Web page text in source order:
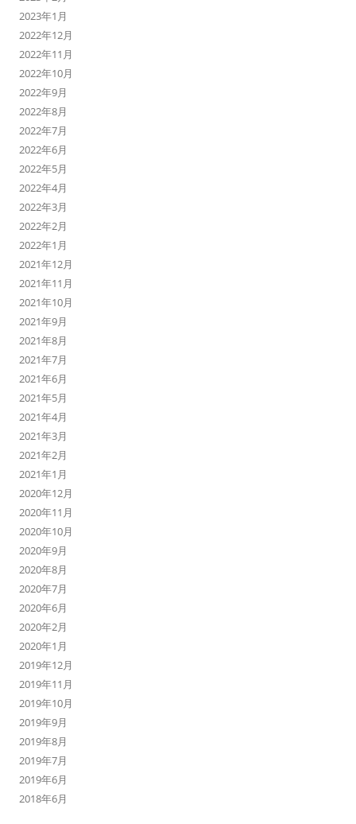
2023年1月
2022年12月
2022年11月
2022年10月
2022年9月
2022年8月
2022年7月
2022年6月
2022年5月
2022年4月
2022年3月
2022年2月
2022年1月
2021年12月
2021年11月
2021年10月
2021年9月
2021年8月
2021年7月
2021年6月
2021年5月
2021年4月
2021年3月
2021年2月
2021年1月
2020年12月
2020年11月
2020年10月
2020年9月
2020年8月
2020年7月
2020年6月
2020年2月
2020年1月
2019年12月
2019年11月
2019年10月
2019年9月
2019年8月
2019年7月
2019年6月
2018年6月